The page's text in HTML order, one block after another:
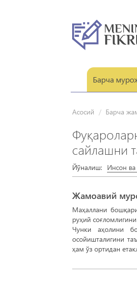
Барча
Асосий Барча
сайлашни
Йўналиш: Инсон
Жамоавий
Маҳаллани
руҳий
Чунки аҳолини
осойишталигини
ҳам ўз ортидан